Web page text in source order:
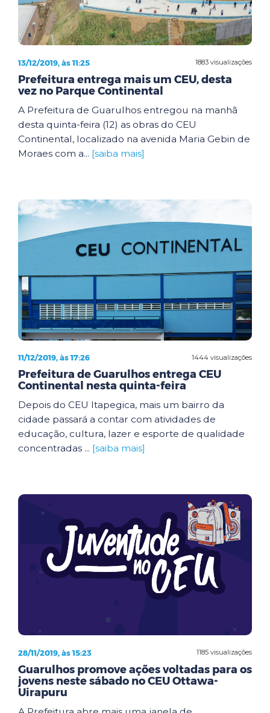
1883 visualizações
13/12/2019, às 11:25
Prefeitura entrega mais um CEU, desta
vez no Parque Continental
A Prefeitura de Guarulhos entregou na manhã
desta quinta-feira (12) as obras do CEU
Continental, localizado na avenida Maria Gebin de
Moraes com a... [saiba mais]
1444 visualizações
11/12/2019, às 17:26
Prefeitura de Guarulhos entrega CEU
Continental nesta quinta-feira
Depois do CEU Itapegica, mais um bairro da
cidade passará a contar com atividades de
educação, cultura, lazer e esporte de qualidade
concentradas ... [saiba mais]
1185 visualizações
28/11/2019, às 15:23
Guarulhos promove ações voltadas para os
jovens neste sábado no CEU Ottawa-
Uirapuru